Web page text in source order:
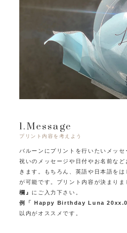
1.Message
プリント内容を考えよう
バルーンにプリントを行いたいメッセ
祝いのメッセージや日付やお名前な
きます。
もちろん、英語や日本語を
が可能です。 プリント内容が決まりま
欄』 にご入力下さい。
例「 Happy Birthday Luna
以内がオススメです。